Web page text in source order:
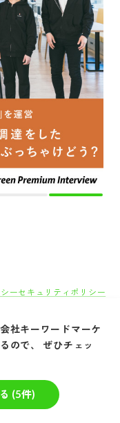
社キーワードマーケ
ので、 ぜひチェッ
(5件)
ーセキュリティポリシー
Reserved.
ット系